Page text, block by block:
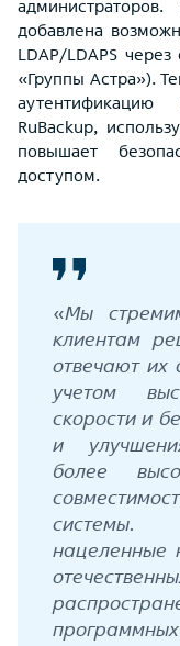
добавлена
LDAP/LDAPS
«Группы Астра»).
RuBackup,
повышает
доступом.
«Мы
клиентам
отвечают их
учетом
скорости и
и
более
системы.
нацеленные